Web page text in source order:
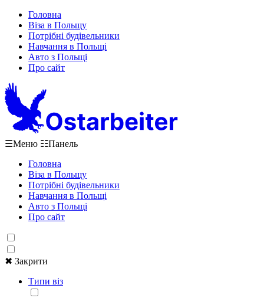
Головна
Віза в Польщу
Потрібні будівельники
Навчання в Польщі
Авто з Польщі
Про сайт
☰Меню ☷Панель
Головна
Віза в Польщу
Потрібні будівельники
Навчання в Польщі
Авто з Польщі
Про сайт
✖ Закрити
Типи віз